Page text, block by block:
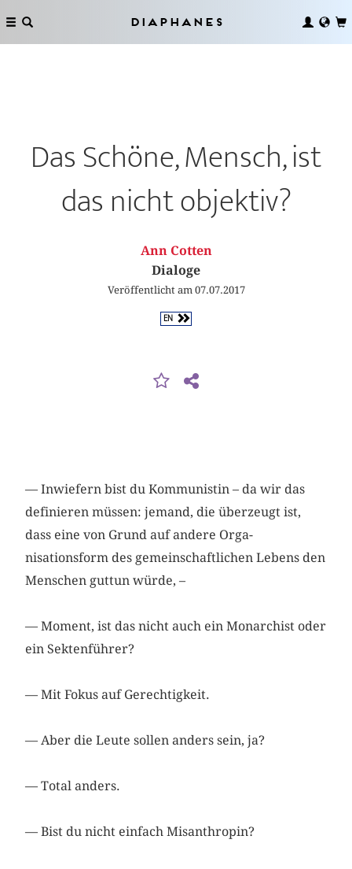
Diaphanes
Das Schöne, Mensch, ist
das nicht objektiv?
Ann Cotten
Dialoge
Veröffentlicht am 07.07.2017
EN
— Inwiefern bist du Kommunistin – da wir das
definieren ­müssen: jemand, die überzeugt ist,
dass eine von Grund auf andere Orga­
nisationsform des gemeinschaftlichen Lebens den
Menschen gut­tun würde, –
— Moment, ist das nicht auch ein Monarchist oder
ein Sektenführer?
— Mit Fokus auf Gerechtigkeit.
— Aber die Leute sollen anders sein, ja?
— Total anders.
— Bist du nicht einfach Misanthropin?